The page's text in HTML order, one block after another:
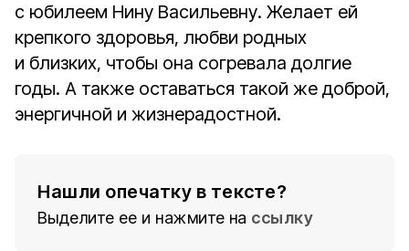
с юбилеем Нину Васильевну. Желает ей
крепкого здоровья, любви родных
и близких, чтобы она согревала долгие
годы. А также оставаться такой же доброй,
энергичной и жизнерадостной.
Нашли опечатку в тексте?
Выделите ее и нажмите на ссылку